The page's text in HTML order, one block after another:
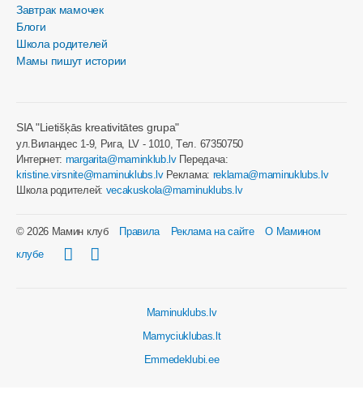
Завтрак мамочек
Блоги
Школа родителей
Мамы пишут истории
SIA "Lietišķās kreativitātes grupa"
ул.Виландес 1-9, Рига, LV - 1010, Tел. 67350750
Интернет: margarita@maminklub.lvПередача:
kristine.virsnite@maminuklubs.lvРеклама: reklama@maminuklubs.lv
Школа родителей: vecakuskola@maminuklubs.lv
© 2026 Мамин клуб Правила Реклама на сайте
О Мамином
клубе
Maminuklubs.lv
Mamyciuklubas.lt
Emmedeklubi.ee